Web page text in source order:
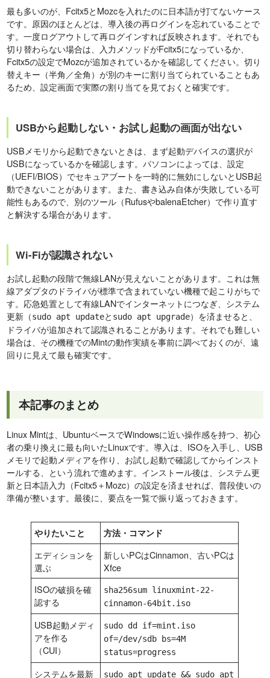
最も多いのが、Fcitx5とMozcを入れたのに日本語が打てないケース
です。原因のほとんどは、導入後の再ログインを忘れていることで
す。一度ログアウトして再ログインすれば反映されます。それでも
切り替わらない場合は、入力メソッドがFcitx5になっているか、
Fcitx5の設定でMozcが追加されているかを確認してください。切り
替えキー（半角／全角）が別のキーに割り当てられていることもあ
るため、設定画面で実際の割り当てを見ておくと確実です。
USBから起動しない・お試し起動の画面が出ない
USBメモリから起動できないときは、まず起動デバイスの選択が
USBになっているかを確認します。パソコンによっては、設定
（UEFI/BIOS）でセキュアブートを一時的に無効にしないとUSB起
動できないことがあります。また、書き込み自体が失敗している可
能性もあるので、別のツール（RufusやbalenaEtcher）で作り直す
と解決する場合があります。
Wi-Fiが認識されない
お試し起動の段階で無線LANが見えないことがあります。これは無
線アダプタのドライバが標準で含まれていない機種で起こりがちで
す。応急処置として有線LANでインターネットにつなぎ、システム
更新（sudo apt updateと sudo apt upgrade）を済ませると、
ドライバが追加されて認識されることがあります。それでも難しい
場合は、その機種でのMintの動作実績を事前に調べておくのが、遠
回りに見えて最も確実です。
本記事のまとめ
Linux Mintは、UbuntuベースでWindowsに近い操作感を持つ、初心
者の乗り換えに最も向いたLinuxです。導入は、ISOを入手し、USB
メモリで起動メディアを作り、お試し起動で確認してからインスト
ールする、という流れで進めます。インストール後は、システム更
新と日本語入力（Fcitx5＋Mozc）の設定を済ませれば、普段使いの
準備が整います。最後に、要点を一覧で振り返っておきます。
やりたいこと 方法・コマンド
エディションを
選ぶ
新しいPCはCinnamon、古いPCは
Xfce
ISOの破損を確
認する
sha256sum linuxmint-22-
cinnamon-64bit.iso
USB起動メディ
アを作る
（CUI）
sudo dd if=mint.iso
of=/dev/sdb bs=4M
status=progress
システムを最新
sudo apt update && sudo apt